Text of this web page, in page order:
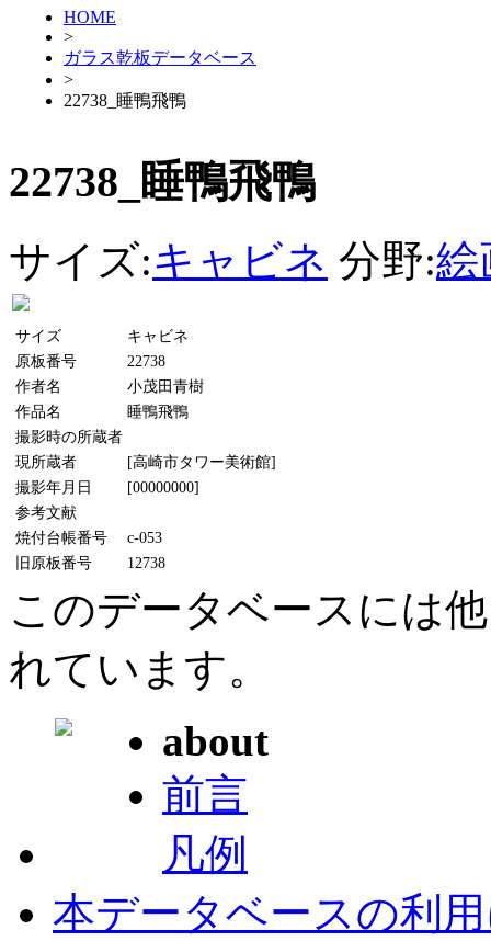
HOME
>
ガラス乾板データベース
>
22738_睡鴨飛鴨
22738_睡鴨飛鴨
サイズ:キャビネ 分野:絵
サイズ
キャビネ
原板番号
22738
作者名
小茂田青樹
作品名
睡鴨飛鴨
撮影時の所蔵者
現所蔵者
[高崎市タワー美術館]
撮影年月日
[00000000]
参考文献
焼付台帳番号
c-053
旧原板番号
12738
このデータベースには
れています。
about
前言
凡例
本データベースの利